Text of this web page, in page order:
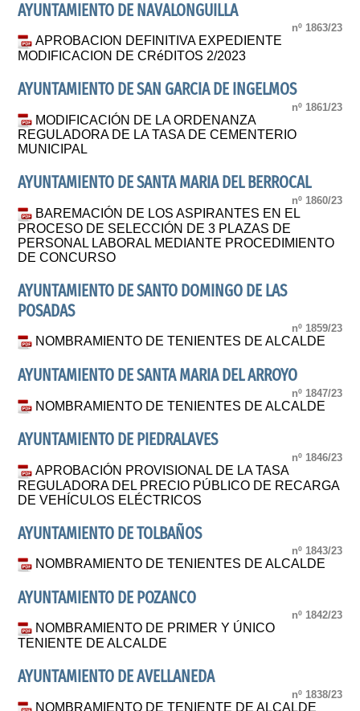
AYUNTAMIENTO DE NAVALONGUILLA
nº 1863/23
APROBACION DEFINITIVA EXPEDIENTE
MODIFICACION DE CRéDITOS 2/2023
AYUNTAMIENTO DE SAN GARCIA DE INGELMOS
nº 1861/23
MODIFICACIÓN DE LA ORDENANZA
REGULADORA DE LA TASA DE CEMENTERIO
MUNICIPAL
AYUNTAMIENTO DE SANTA MARIA DEL BERROCAL
nº 1860/23
BAREMACIÓN DE LOS ASPIRANTES EN EL
PROCESO DE SELECCIÓN DE 3 PLAZAS DE
PERSONAL LABORAL MEDIANTE PROCEDIMIENTO
DE CONCURSO
AYUNTAMIENTO DE SANTO DOMINGO DE LAS
POSADAS
nº 1859/23
NOMBRAMIENTO DE TENIENTES DE ALCALDE
AYUNTAMIENTO DE SANTA MARIA DEL ARROYO
nº 1847/23
NOMBRAMIENTO DE TENIENTES DE ALCALDE
AYUNTAMIENTO DE PIEDRALAVES
nº 1846/23
APROBACIÓN PROVISIONAL DE LA TASA
REGULADORA DEL PRECIO PÚBLICO DE RECARGA
DE VEHÍCULOS ELÉCTRICOS
AYUNTAMIENTO DE TOLBAÑOS
nº 1843/23
NOMBRAMIENTO DE TENIENTES DE ALCALDE
AYUNTAMIENTO DE POZANCO
nº 1842/23
NOMBRAMIENTO DE PRIMER Y ÚNICO
TENIENTE DE ALCALDE
AYUNTAMIENTO DE AVELLANEDA
nº 1838/23
NOMBRAMIENTO DE TENIENTE DE ALCALDE